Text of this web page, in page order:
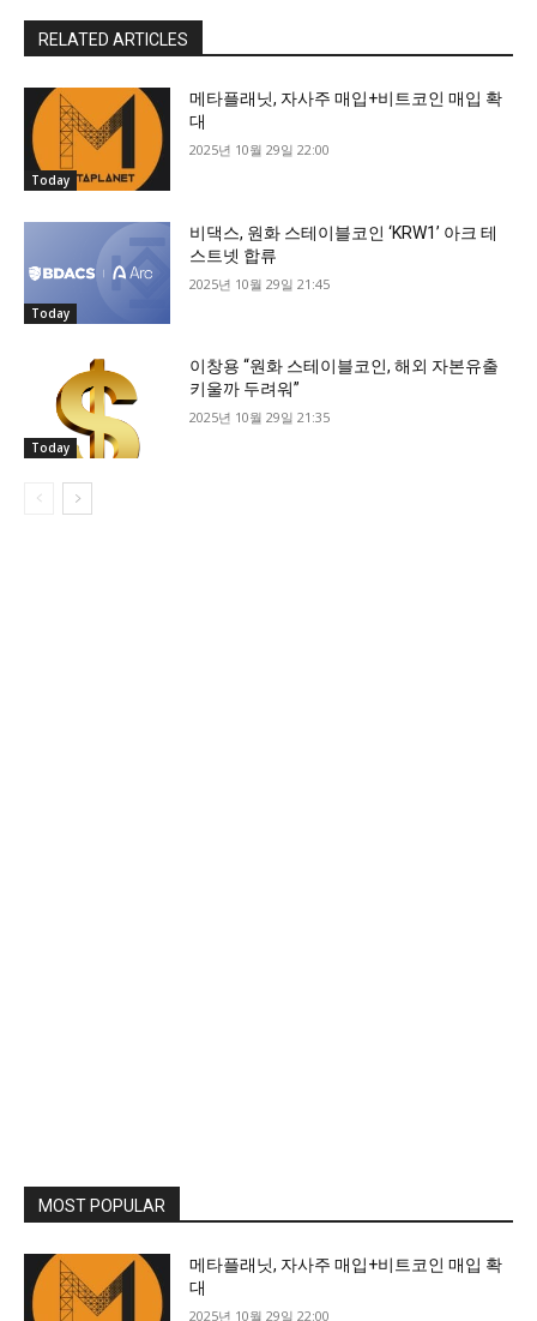
RELATED ARTICLES
Today
메타플래닛, 자사주 매입+비트코인 매입 확
대
2025년 10월 29일 22:00
Today
비댁스, 원화 스테이블코인 ‘KRW1’ 아크 테
스트넷 합류
2025년 10월 29일 21:45
Today
이창용 “원화 스테이블코인, 해외 자본유출
키울까 두려워”
2025년 10월 29일 21:35
MOST POPULAR
메타플래닛, 자사주 매입+비트코인 매입 확
대
2025년 10월 29일 22:00